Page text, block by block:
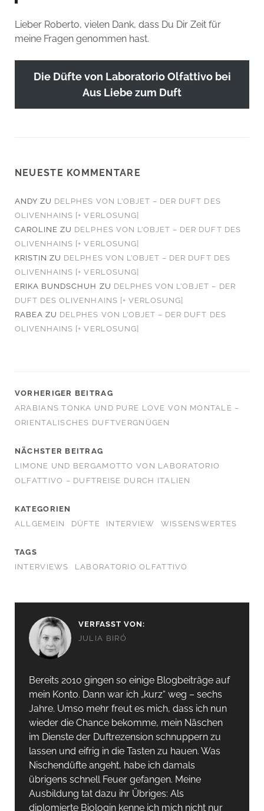
Lieber Roberto, vielen Dank, dass Du Dir Zeit für
meine Fragen genommen hast.
Die Düfte von Laboratorio Olfattivo bei
Aus Liebe zum Duft
NEUESTE KOMMENTARE
ANDY ZU DELPHES VON L’OBJET – DER DUFT DES
OLIVENHAINS [+ VERLOSUNG]
CAROLINE ZU DELPHES VON L’OBJET – DER DUFT DES
OLIVENHAINS [+ VERLOSUNG]
KRISTIN ZU DELPHES VON L’OBJET – DER DUFT DES
OLIVENHAINS [+ VERLOSUNG]
ERIKA BUNDSCHUH ZU DELPHES VON L’OBJET – DER
DUFT DES OLIVENHAINS [+ VERLOSUNG]
RABEA ZU DELPHES VON L’OBJET – DER DUFT DES
OLIVENHAINS [+ VERLOSUNG]
VORHERIGER BEITRAG
ARABIANS TONKA UND PURE LOVE VON MONTALE –
ORIENTALISCHES DUFTVERGNÜGEN
NÄCHSTER BEITRAG
LIMONE UND BERGAMOTTO VON LABORATORIO
OLFATTIVO – DUFTREISE DURCH ITALIEN
KATEGORIEN
ALLGEMEIN
DÜFTE INTERVIEW WISSENSWERTES
TAGS
INTERVIEWS
LABORATORIO OLFATTIVO
VERFASST VON:
JULIA BIRÓ
Bereits 2010 gingen so einige Blogbeiträge auf
mein Konto. Dann war ich „kurz“ weg – sechs
Jahre. Umso mehr freut es mich, dass ich nun
wieder die Chance bekomme, mein Näschen
im Dienste der Duftrezension schnuppern zu
lassen und eifrig in die Tasten zu hauen. Was
Nischendüfte angeht, habe ich damals
übrigens schnell Feuer gefangen. Meine
Ausbildung tat dazu ihr Übriges: Als
diplomierte Biologin kenne ich mich nicht nur